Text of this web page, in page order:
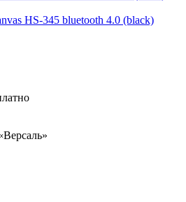
HS-345 bluetooth 4.0 (black)